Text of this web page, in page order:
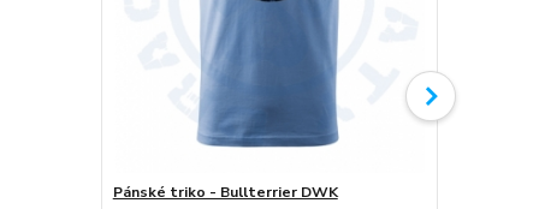
Pánské triko - Bullterrier DWK